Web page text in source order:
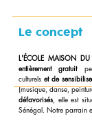
​Le concept
L'ÉCOLE MAISON DU
entièrement gratuit
culturels et de
(musique, danse,
défavorisés, elle est
Sénégal. Notre parrain